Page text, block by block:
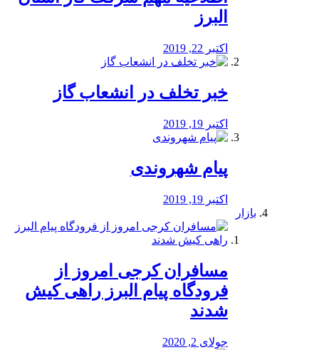
البرز
اکتبر 22, 2019
خبر تخلف در انشعاب گاز
اکتبر 19, 2019
پیام شهروندی
اکتبر 19, 2019
بازار
مسافران کرجی امروز از
فرودگاه پیام البرز راهی کیش
شدند
جولای 2, 2020